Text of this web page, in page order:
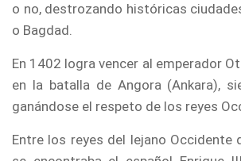
o no, destrozando históricas
o Bagdad.
En 1402 logra vencer al emperador
en la batalla de Angora (Ankara),
ganándose el respeto de los reyes
Entre los reyes del lejano Occidente